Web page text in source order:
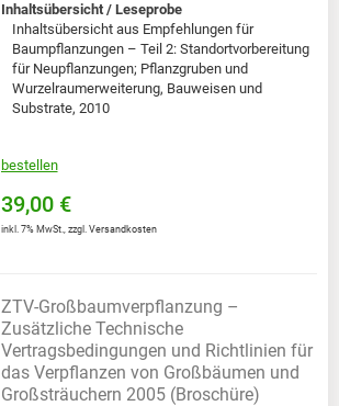
Inhaltsübersicht / Leseprobe
Inhaltsübersicht aus Empfehlungen für
Baumpflanzungen – Teil 2: Standortvorbereitung
für Neupflanzungen; Pflanzgruben und
Wurzelraumerweiterung, Bauweisen und
Substrate, 2010
bestellen
39,00 €
inkl. 7% MwSt., zzgl. Versandkosten
ZTV-Großbaumverpflanzung –
Zusätzliche Technische
Vertragsbedingungen und Richtlinien für
das Verpflanzen von Großbäumen und
Großsträuchern 2005 (Broschüre)